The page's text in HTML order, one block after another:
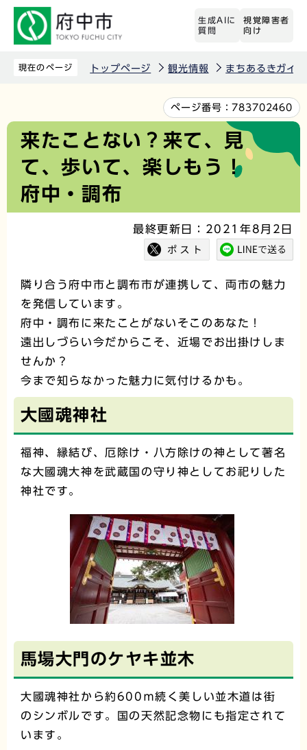
先
生成AIに
質問
視覚障害者
向け
現在のページ トップページ 観光情報 まちあるきガイド
文
ページ番号：783702460
来たことない？来て、見
て、歩いて、楽しもう！
府中・調布
最終更新日：2021年8月2日
隣り合う府中市と調布市が連携して、両市の魅力
を発信しています。
府中・調布に来たことがないそこのあなた！
遠出しづらい今だからこそ、近場でお出掛けしま
せんか？
今まで知らなかった魅力に気付けるかも。
大國魂神社
福神、縁結び、厄除け・八方除けの神として著名
な大國魂大神を武蔵国の守り神としてお祀りした
神社です。
馬場大門のケヤキ並木
大國魂神社から約600ｍ続く美しい並木道は街
のシンボルです。国の天然記念物にも指定されて
います。